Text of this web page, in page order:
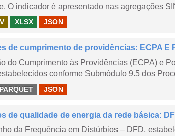
O indicador é apresentado nas agregações
XLSX JSON
de cumprimento de providências: ECPA E
do Cumprimento às Providências (ECPA) e
conforme Submódulo 9.5 dos
PARQUET JSON
de qualidade de energia da rede básica:
da Frequência em Distúrbios – DFD,